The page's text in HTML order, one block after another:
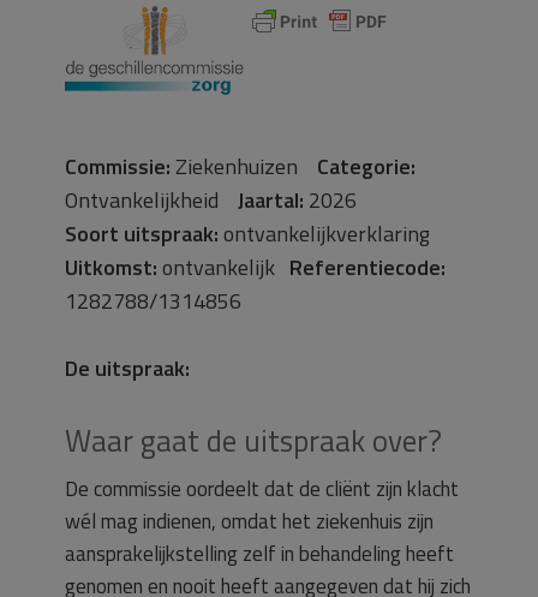
Commissie:Ziekenhuizen Categorie:
Ontvankelijkheid Jaartal: 2026
Soort uitspraak:ontvankelijkverklaring
Uitkomst:ontvankelijk Referentiecode:
1282788/1314856
De uitspraak:
Waar gaat de uitspraak over?
De commissie oordeelt dat de cliënt zijn klacht
wél mag indienen, omdat het ziekenhuis zijn
aansprakelijkstelling zelf in behandeling heeft
genomen en nooit heeft aangegeven dat hij zich